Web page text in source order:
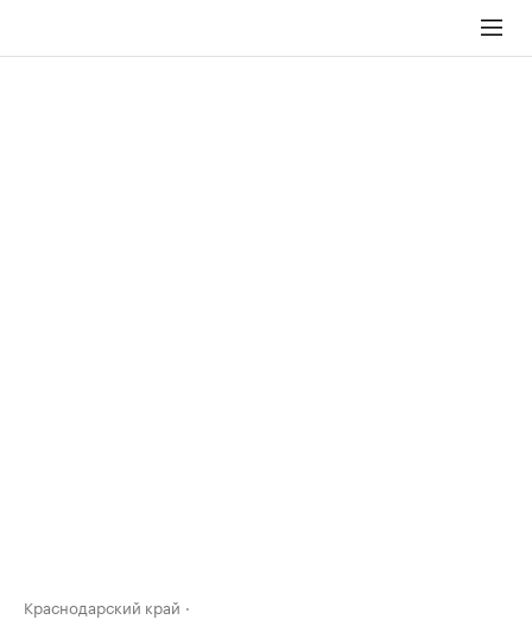
Краснодарский край